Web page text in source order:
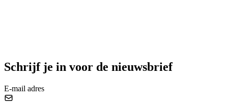
Schrijf je in voor de nieuwsbrief
E-mail adres